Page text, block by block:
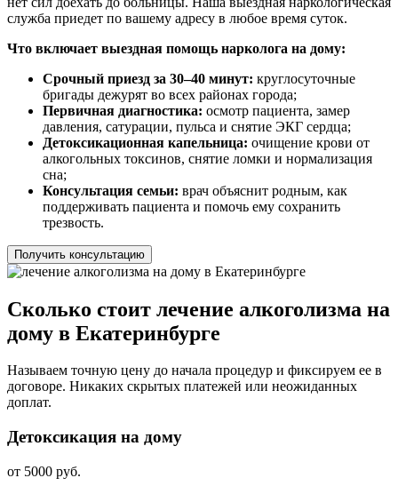
служба приедет по вашему адресу в любое время суток.
Что включает выездная помощь нарколога на дому:
Срочный приезд за 30–40 минут: круглосуточные
бригады дежурят во всех районах города;
Первичная диагностика: осмотр пациента, замер
давления, сатурации, пульса и снятие ЭКГ сердца;
Детоксикационная капельница: очищение крови от
алкогольных токсинов, снятие ломки и нормализация
сна;
Консультация семьи: врач объяснит родным, как
поддерживать пациента и помочь ему сохранить
трезвость.
Получить консультацию
Сколько стоит лечение алкоголизма на
дому в Екатеринбурге
Называем точную цену до начала процедур и фиксируем ее в
договоре. Никаких скрытых платежей или неожиданных
доплат.
Детоксикация на дому
от 5000 руб.